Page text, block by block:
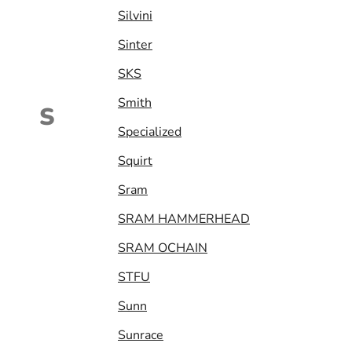
S
Silvini
Sinter
SKS
Smith
Specialized
Squirt
Sram
SRAM HAMMERHEAD
SRAM OCHAIN
STFU
Sunn
Sunrace